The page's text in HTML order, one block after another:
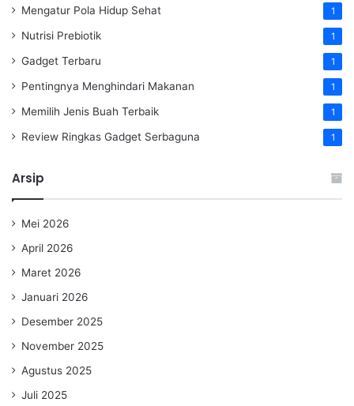
Mengatur Pola Hidup Sehat 1
Nutrisi Prebiotik 1
Gadget Terbaru 1
Pentingnya Menghindari Makanan 1
Memilih Jenis Buah Terbaik 1
Review Ringkas Gadget Serbaguna 1
Arsip
Mei 2026
April 2026
Maret 2026
Januari 2026
Desember 2025
November 2025
Agustus 2025
Juli 2025